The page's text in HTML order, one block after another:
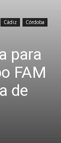
Cádiz
Córdoba
para
FAM
de